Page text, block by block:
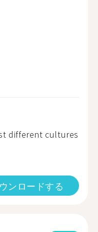
different cultures
ンロードする